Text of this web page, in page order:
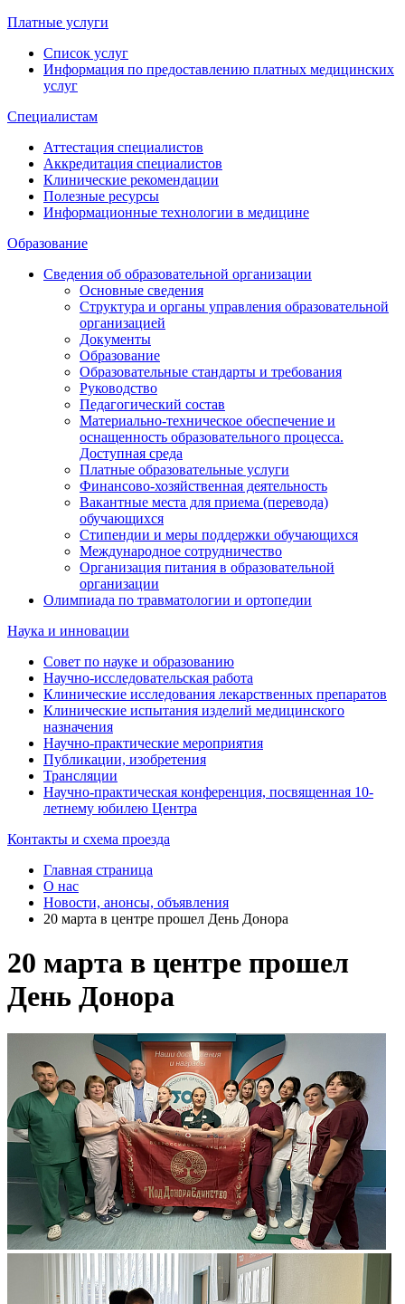
Платные услуги
Список услуг
Информация по предоставлению платных медицинских
услуг
Специалистам
Аттестация специалистов
Аккредитация специалистов
Клинические рекомендации
Полезные ресурсы
Информационные технологии в медицине
Образование
Сведения об образовательной организации
Основные сведения
Структура и органы управления образовательной
организацией
Документы
Образование
Образовательные стандарты и требования
Руководство
Педагогический состав
Материально-техническое обеспечение и
оснащенность образовательного процесса.
Доступная среда
Платные образовательные услуги
Финансово-хозяйственная деятельность
Вакантные места для приема (перевода)
обучающихся
Стипендии и меры поддержки обучающихся
Международное сотрудничество
Организация питания в образовательной
организации
Олимпиада по травматологии и ортопедии
Наука и инновации
Совет по науке и образованию
Научно-исследовательская работа
Клинические исследования лекарственных препаратов
Клинические испытания изделий медицинского
назначения
Научно-практические мероприятия
Публикации, изобретения
Трансляции
Научно-практическая конференция, посвященная 10-
летнему юбилею Центра
Контакты и схема проезда
Главная страница
О нас
Новости, анонсы, объявления
20 марта в центре прошел День Донора
20 марта в центре прошел
День Донора